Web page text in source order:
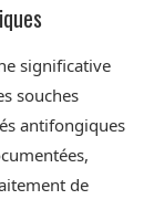
significative
souches
antifongiques
de